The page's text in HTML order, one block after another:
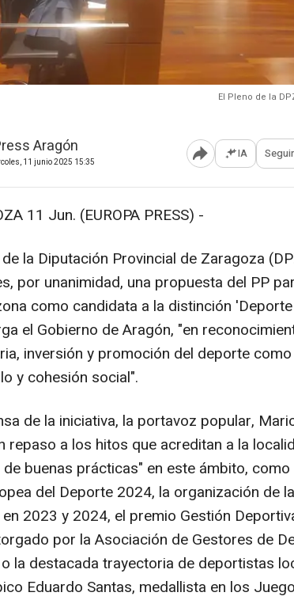
El Pleno de la
Aragón
11 junio 2025 15:35 Abrir opciones
IA
11 Jun. (EUROPA PRESS) -
de la Diputación Provincial de Zaragoza
por unanimidad, una propuesta del PP
como candidata a la distinción
el Gobierno de Aragón, "en
inversión y promoción del deporte
y cohesión social".
de la iniciativa, la portavoz popular,
repaso a los hitos que acreditan a la
buenas prácticas" en este ámbito,
del Deporte 2024, la organización de
2023 y 2024, el premio Gestión
por la Asociación de Gestores de
o la destacada trayectoria de deportistas
Eduardo Santas, medallista en los